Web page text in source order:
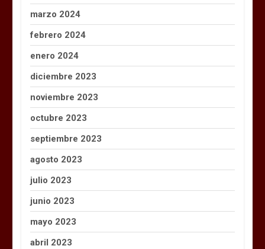
marzo 2024
febrero 2024
enero 2024
diciembre 2023
noviembre 2023
octubre 2023
septiembre 2023
agosto 2023
julio 2023
junio 2023
mayo 2023
abril 2023